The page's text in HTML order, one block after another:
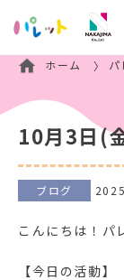
ホーム パ
10月3日(
ブログ
こんにちは！パ
【今日の活動】